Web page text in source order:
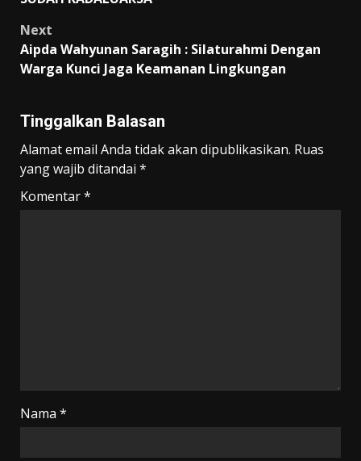
Next
Aipda Wahyunan Saragih : Silaturahmi Dengan
Warga Kunci Jaga Keamanan Lingkungan
Tinggalkan Balasan
Alamat email Anda tidak akan dipublikasikan. Ruas
yang wajib ditandai *
Komentar*
Nama *